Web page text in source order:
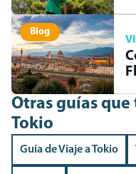
Blog
Otras guías
Tokio
Guía de Viaje a Tokio